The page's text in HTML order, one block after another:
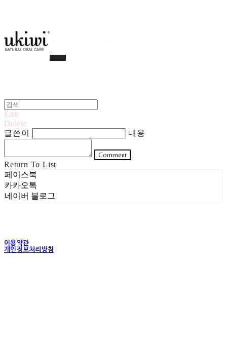
Edit
Delete
글쓴이
내용
Comment
Return To List
페이스북
카카오톡
네이버 블로그
이용약관
개인정보처리방침